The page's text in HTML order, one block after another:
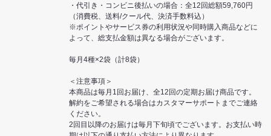
・代引き・コンビニ後払いの場合：全12回総額59,760円
（消費税、送料/クール代、決済手数料込）
※ポイントやサービス券の利用状況や同時購入商品などに
よって、総支払金額は異なる場合がございます。
毎月4種×2袋（計8袋）
＜注意事項＞
本商品は毎月1回お届け、全12回の定期お届け商品です。
解約をご希望される場合はカスタマーサポートまでご連絡
ください。
2回目以降のお届けは毎月下旬頃でございます。お支払い時